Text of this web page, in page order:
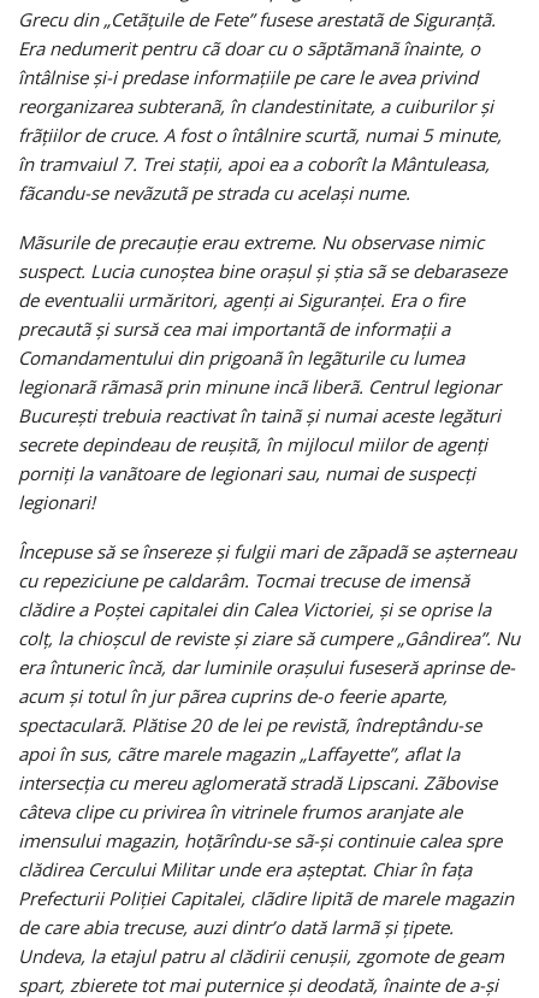
Grecu din „Cetãţuile de Fete” fusese arestatã de Siguranţã.
Era nedumerit pentru cã doar cu o sãptãmanã înainte, o
întâlnise şi-i predase informaţiile pe care le avea privind
reorganizarea subteranã, în clandestinitate, a cuiburilor şi
frãţiilor de cruce. A fost o întâlnire scurtã, numai 5 minute,
în tramvaiul 7. Trei staţii, apoi ea a coborît la Mântuleasa,
fãcandu-se nevãzutã pe strada cu acelaşi nume.
Mãsurile de precauţie erau extreme. Nu observase nimic
suspect. Lucia cunoştea bine oraşul şi ştia sã se debaraseze
de eventualii urmăritori, agenţi ai Siguranţei. Era o fire
precautã şi sursă cea mai importantã de informaţii a
Comandamentului din prigoanã în legãturile cu lumea
legionarã rãmasã prin minune incã liberã. Centrul legionar
Bucureşti trebuia reactivat în tainã şi numai aceste legături
secrete depindeau de reuşitã, în mijlocul miilor de agenţi
porniţi la vanãtoare de legionari sau, numai de suspecţi
legionari!
Începuse să se însereze şi fulgii mari de zãpadã se aşterneau
cu repeziciune pe caldarâm. Tocmai trecuse de imensă
clădire a Poştei capitalei din Calea Victoriei, şi se oprise la
colţ, la chioşcul de reviste şi ziare să cumpere „Gândirea”. Nu
era întuneric încă, dar luminile oraşului fuseseră aprinse de-
acum şi totul în jur pãrea cuprins de-o feerie aparte,
spectacularã. Plătise 20 de lei pe revistã, îndreptându-se
apoi în sus, cãtre marele magazin „Laffayette”, aflat la
intersecţia cu mereu aglomerată stradă Lipscani. Zãbovise
câteva clipe cu privirea în vitrinele frumos aranjate ale
imensului magazin, hoţãrîndu-se sã-şi continuie calea spre
clădirea Cercului Militar unde era aşteptat. Chiar în faţa
Prefecturii Poliţiei Capitalei, clãdire lipitã de marele magazin
de care abia trecuse, auzi dintr’o dată larmã şi ţipete.
Undeva, la etajul patru al clădirii cenuşii, zgomote de geam
spart, zbierete tot mai puternice şi deodată, înainte de a-şi